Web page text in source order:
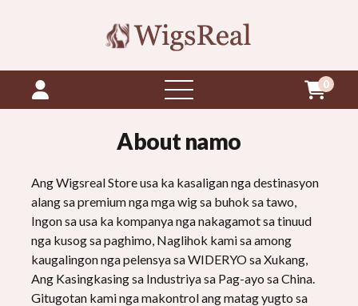
Open
Menu
0
About namo
Ang Wigsreal Store usa ka kasaligan nga destinasyon
alang sa premium nga mga wig sa buhok sa tawo,
Ingon sa usa ka kompanya nga nakagamot sa tinuud
nga kusog sa paghimo, Naglihok kami sa among
kaugalingon nga pelensya sa WIDERYO sa Xukang,
Ang Kasingkasing sa Industriya sa Pag-ayo sa China.
Gitugotan kami nga makontrol ang matag yugto sa